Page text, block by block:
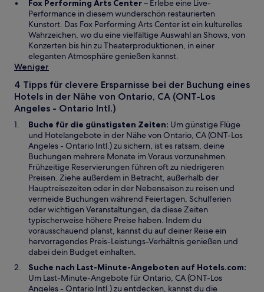
ö
f
f
n
e
t
n
s
t
e
r
g
f
f
e
t
e
u
e
n
F
e
t
e
r
g
e
ö
f
f
n
e
t
e
i
n
e
m
n
e
n
e
n
s
t
e
r
g
e
ö
f
f
n
e
Fox Performing Arts CenterW
i
r
d
i
n
n
e
n
e
u
e
n
F
e
n
s
t
e
r
g
ö
f
f
– Erlebe eine Live-
Performance in diesem wunderschön restaurierten
Kunstort. Das Fox Performing Arts Center ist ein kulturelles
Wahrzeichen, wo du eine vielfältige Auswahl an Shows, von
Konzerten bis hin zu Theaterproduktionen, in einer
eleganten Atmosphäre genießen kannst.
Weniger
4 Tipps für clevere Ersparnisse bei der Buchung eines
Hotels in der Nähe von Ontario, CA (ONT-Los
Angeles - Ontario Intl.)
Buche für die günstigsten Zeiten: Um günstige Flüge
und Hotelangebote in der Nähe von Ontario, CA (ONT-Los
Angeles - Ontario Intl.) zu sichern, ist es ratsam, deine
Buchungen mehrere Monate im Voraus vorzunehmen.
Frühzeitige Reservierungen führen oft zu niedrigeren
Preisen. Ziehe außerdem in Betracht, außerhalb der
Hauptreisezeiten oder in der Nebensaison zu reisen und
vermeide Buchungen während Feiertagen, Schulferien
oder wichtigen Veranstaltungen, da diese Zeiten
typischerweise höhere Preise haben. Indem du
vorausschauend planst, kannst du auf deiner Reise ein
hervorragendes Preis-Leistungs-Verhältnis genießen und
dabei dein Budget einhalten.
Suche nach Last-Minute-Angeboten auf Hotels.com:
Um Last-Minute-Angebote für Ontario, CA (ONT-Los
Angeles - Ontario Intl.) zu entdecken, kannst du die